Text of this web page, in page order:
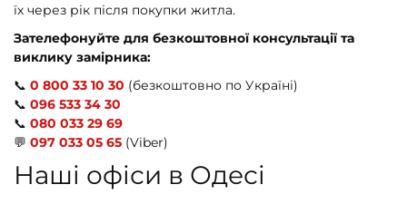
їх через рік після покупки житла.
Зателефонуйте для безкоштовної консультації та
виклику замірника:
📞 0 800 33 10 30 (безкоштовно по Україні)
📞 096 533 34 30
📞 080 033 29 69
💬 097 033 05 65 (Viber)
Наші офіси в Одесі